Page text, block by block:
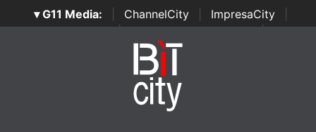
▾ G11 Media: ChannelCity ImpresaCity
SecurityOpenLab | Italian Channel Awards | Italian
Italian Security Awards